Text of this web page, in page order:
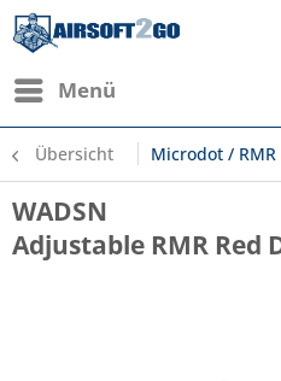
Menü
Übersicht Microdot / RMR
WADSN
Adjustable RMR Red